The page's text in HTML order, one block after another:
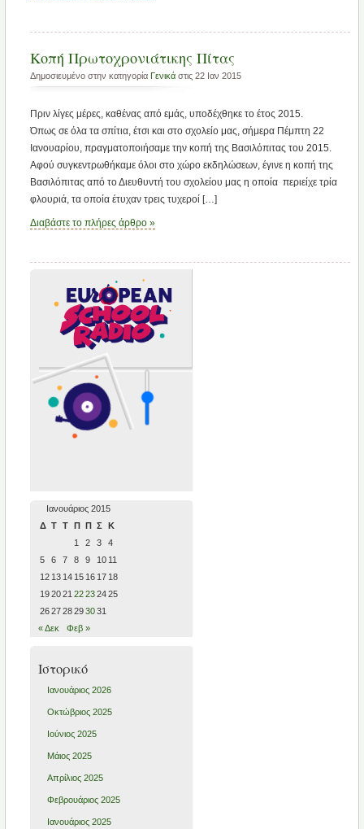
Κοπή Πρωτοχρονιάτικης Πίτας
Δημοσιευμένο στην κατηγορία Γενικάστις 22 Ιαν 2015
Πριν λίγες μέρες, καθένας από εμάς, υποδέχθηκε το έτος 2015.
Όπως σε όλα τα σπίτια, έτσι και στο σχολείο μας, σήμερα Πέμπτη 22
Ιανουαρίου, πραγματοποιήσαμε την κοπή της Βασιλόπιτας του 2015.
Αφού συγκεντρωθήκαμε όλοι στο χώρο εκδηλώσεων, έγινε η κοπή της
Βασιλόπιτας από το Διευθυντή του σχολείου μας η οποία περιείχε τρία
φλουριά, τα οποία έτυχαν τρεις τυχεροί […]
Διαβάστε το πλήρες άρθρο »
Ιανουάριος 2015
Δ Τ Τ Π Π Σ
Κ
1
2 3
4
5
6 7 8 9 10 11
12 13 14 15 16 17 18
192021 22232425
262728293031
« Δεκ
Φεβ »
Ιστορικό
Ιανουάριος 2026
Οκτώβριος 2025
Ιούνιος 2025
Μάιος 2025
Απρίλιος 2025
Φεβρουάριος 2025
Ιανουάριος 2025